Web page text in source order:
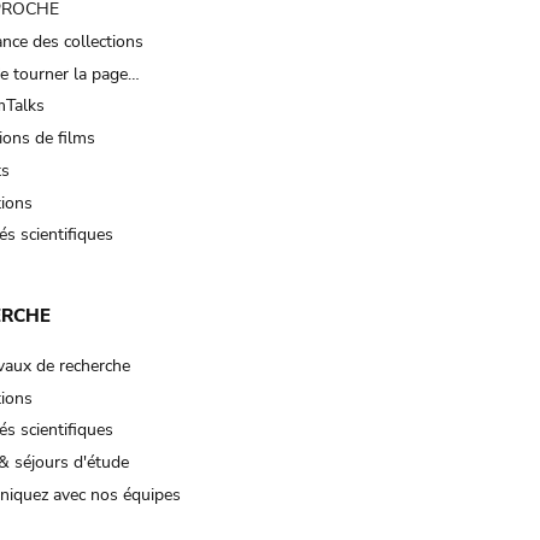
des collections
tourner la page…
de films
scientifiques
de recherche
scientifiques
séjours d'étude
avec nos équipes